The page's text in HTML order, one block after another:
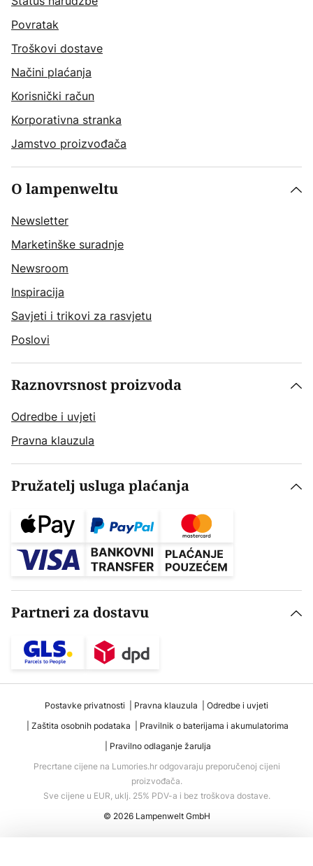
Povratak
Troškovi dostave
Načini plaćanja
Korisnički račun
Korporativna stranka
Jamstvo proizvođača
O lampenweltu
Newsletter
Marketinške suradnje
Newsroom
Inspiracija
Savjeti i trikovi za rasvjetu
Poslovi
Raznovrsnost proizvoda
Odredbe i uvjeti
Pravna klauzula
Pružatelj usluga plaćanja
Partneri za dostavu
Postavke privatnosti Pravna klauzula
Odredbe i uvjeti
Zaštita osobnih podataka
Pravilnik o baterijama i akumulatorima
Pravilno odlaganje žarulja
Precrtane cijene na Lumories.hr odgovaraju preporučenoj cijeni
proizvođača.
Sve cijene u EUR, uklj. 25% PDV-a i bez troškova dostave.
© 2026 Lampenwelt GmbH